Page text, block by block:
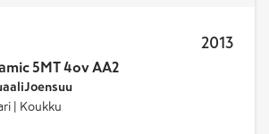
2013
5MT 4ov AA2
Joensuu
| Koukku